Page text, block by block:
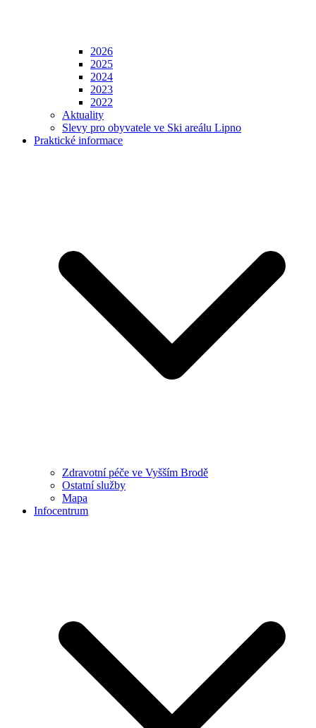
2026
2025
2024
2023
2022
Aktuality
Slevy pro obyvatele ve Ski areálu Lipno
Praktické informace
Zdravotní péče ve Vyšším Brodě
Ostatní služby
Mapa
Infocentrum